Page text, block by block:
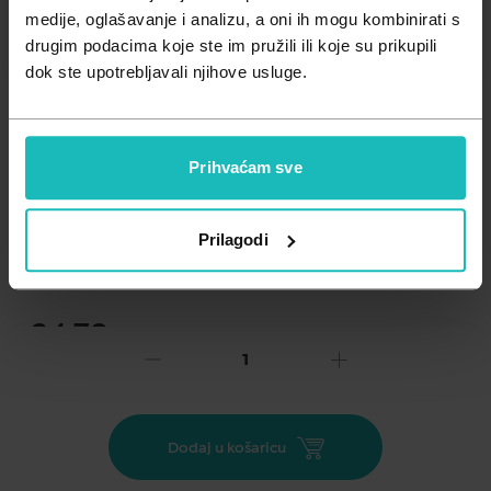
medije, oglašavanje i analizu, a oni ih mogu kombinirati s
drugim podacima koje ste im pružili ili koje su prikupili
dok ste upotrebljavali njihove usluge.
Prihvaćam sve
Prilagodi
Zdravlje muškarca
Zdravlje žene
Minerali
Probiotici i prebiotici
Važna obavijest prema Zakonu o zaštiti potrošača..
24,70
BARIESUN MAT SPF50+ FLUID kombinira visokoučinkoviti
filterski kompleks i dva dermatološka patenta za zaštitu kože,
Dodaj u košaricu